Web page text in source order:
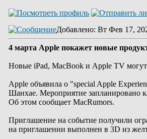
Добавлено: Вт Фев 17,
4 марта Apple покажет новые
Новые iPad, MacBook и Apple TV
Apple объявила о "special Apple
Шанхае. Мероприятие запланировано
Об этом сообщает MacRumors.
Приглашение на событие получили
на приглашении выполнен в 3D из